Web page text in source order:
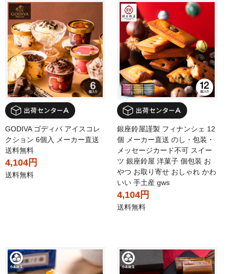
GODIVA ゴディバ アイスコレ
クション 6個入 メーカー直送
送料無料
4,104円
送料無料
銀座鈴屋謹製 フィナンシェ 12
個 メーカー直送 のし・包装・
メッセージカード不可 スイー
ツ 銀座鈴屋 洋菓子 個包装 お
やつ お取り寄せ おしゃれ かわ
いい 手土産 gws
4,104円
送料無料